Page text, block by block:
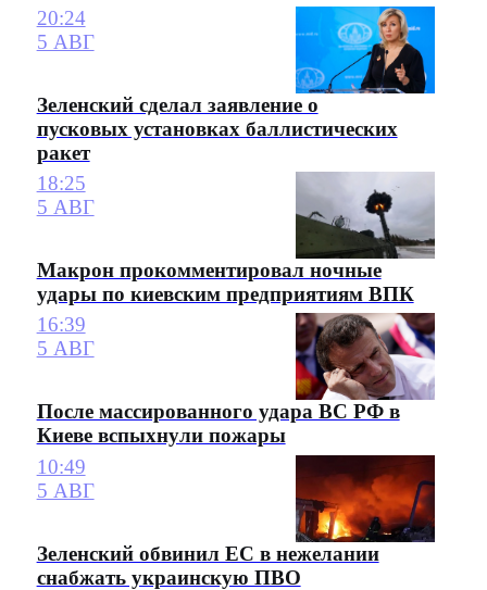
20:24
5 АВГ
Зеленский сделал заявление о
пусковых установках баллистических
ракет
18:25
5 АВГ
Макрон прокомментировал ночные
удары по киевским предприятиям ВПК
16:39
5 АВГ
После массированного удара ВС РФ в
Киеве вспыхнули пожары
10:49
5 АВГ
Зеленский обвинил ЕС в нежелании
снабжать украинскую ПВО